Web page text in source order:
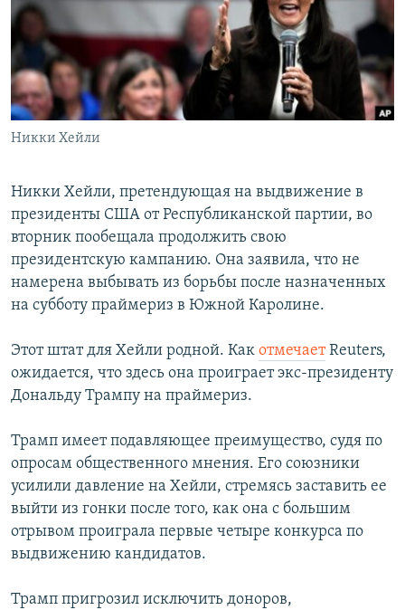
РАСПИСАНИЕ ВЕЩАНИЯ
ПОДПИШИТЕСЬ НА РАССЫЛКУ
СОЦИАЛЬНЫЕ СЕТИ
Все сайты РСЕ/РС
Никки Хейли
Никки Хейли, претендующая на выдвижение в
президенты США от Республиканской партии, во
вторник пообещала продолжить свою
президентскую кампанию. Она заявила, что не
намерена выбывать из борьбы после назначенных
на субботу праймериз в Южной Каролине.
Этот штат для Хейли родной. Как отмечаетReuters,
ожидается, что здесь она проиграет экс-президенту
Дональду Трампу на праймериз.
Трамп имеет подавляющее преимущество, судя по
опросам общественного мнения. Его союзники
усилили давление на Хейли, стремясь заставить ее
выйти из гонки после того, как она с большим
отрывом проиграла первые четыре конкурса по
выдвижению кандидатов.
Трамп пригрозил исключить доноров,